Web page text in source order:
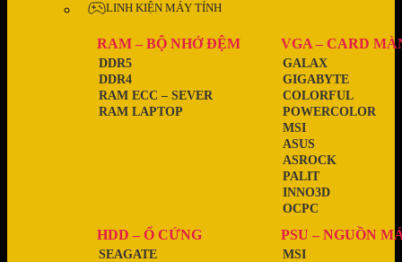
LINH KIỆN MÁY TÍNH
RAM – BỘ NHỚ ĐỆM
RAM LAPTOP
RAM ECC – SEVER
DDR4
DDR5
VGA – CARD
OCPC
INNO3D
PALIT
ASROCK
ASUS
MSI
POWERCOLOR
COLORFUL
GIGABYTE
GALAX
HDD – Ổ CỨNG
SEAGATE
PSU – NGUỒN
MSI